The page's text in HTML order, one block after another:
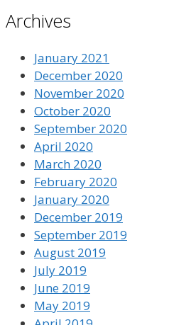
Archives
January 2021
December 2020
November 2020
October 2020
September 2020
April 2020
March 2020
February 2020
January 2020
December 2019
September 2019
August 2019
July 2019
June 2019
May 2019